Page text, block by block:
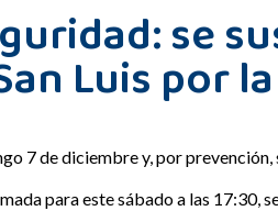
se
Luis por
7 de diciembre y, por
para este sábado a las